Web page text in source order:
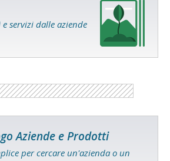
servizi dalle aziende
Aziende e Prodotti
per cercare un'azienda o un